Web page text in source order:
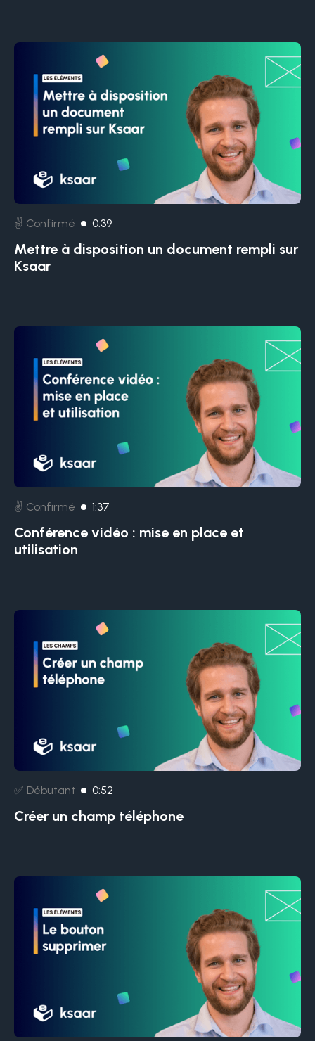
✌️ Confirmé 0:39
Mettre à disposition un document rempli sur
Ksaar
✌️ Confirmé 1:37
Conférence vidéo : mise en place et
utilisation
✅ Débutant 0:52
Créer un champ téléphone